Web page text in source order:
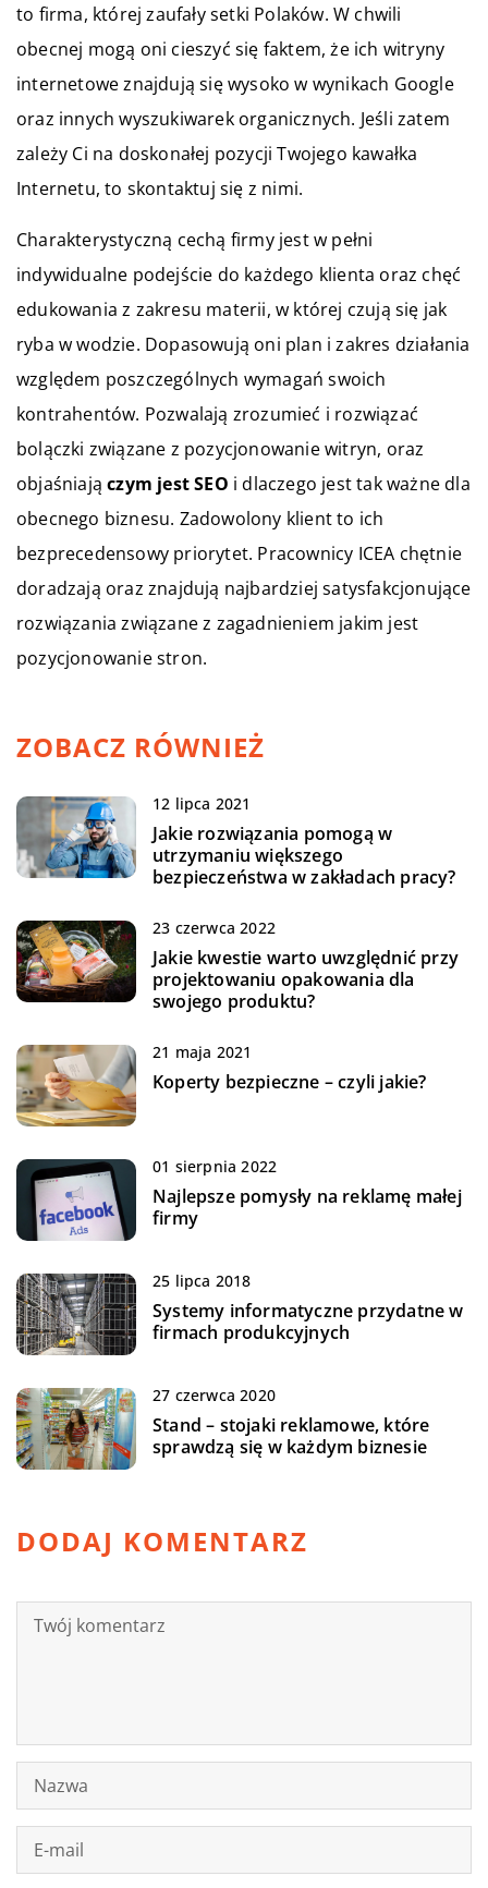
to firma, której zaufały setki Polaków. W chwili
obecnej mogą oni cieszyć się faktem, że ich witryny
internetowe znajdują się wysoko w wynikach Google
oraz innych wyszukiwarek organicznych. Jeśli zatem
zależy Ci na doskonałej pozycji Twojego kawałka
Internetu, to skontaktuj się z nimi.
Charakterystyczną cechą firmy jest w pełni
indywidualne podejście do każdego klienta oraz chęć
edukowania z zakresu materii, w której czują się jak
ryba w wodzie. Dopasowują oni plan i zakres działania
względem poszczególnych wymagań swoich
kontrahentów. Pozwalają zrozumieć i rozwiązać
bolączki związane z pozycjonowanie witryn, oraz
objaśniajączym jest SEO i dlaczego jest tak ważne dla
obecnego biznesu. Zadowolony klient to ich
bezprecedensowy priorytet. Pracownicy ICEA chętnie
doradzają oraz znajdują najbardziej satysfakcjonujące
rozwiązania związane z zagadnieniem jakim jest
pozycjonowanie stron.
ZOBACZ RÓWNIEŻ
12 lipca 2021
Jakie rozwiązania pomogą w
utrzymaniu większego
bezpieczeństwa w zakładach pracy?
23 czerwca 2022
Jakie kwestie warto uwzględnić przy
projektowaniu opakowania dla
swojego produktu?
21 maja 2021
Koperty bezpieczne – czyli jakie?
01 sierpnia 2022
Najlepsze pomysły na reklamę małej
firmy
25 lipca 2018
Systemy informatyczne przydatne w
firmach produkcyjnych
27 czerwca 2020
Stand – stojaki reklamowe, które
sprawdzą się w każdym biznesie
DODAJ KOMENTARZ